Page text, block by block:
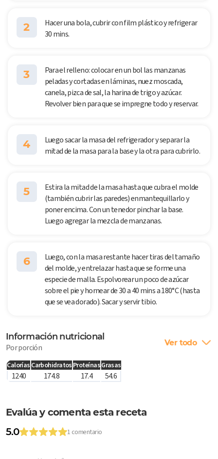
2
Hacer una bola, cubrir con film plástico y refrigerar
30 mins.
3
Para el relleno: colocar en un bol las manzanas
peladas y cortadas en láminas, nuez moscada,
canela, pizca de sal, la harina de trigo y azúcar.
Revolver bien para que se impregne todo y reservar.
4
Luego sacar la masa del refrigerador y separar la
mitad de la masa para la base y la otra para cubrirlo.
5
Estira la mitad de la masa hasta que cubra el molde
(también cubrir las paredes) enmantequillarlo y
poner encima. Con un tenedor pinchar la base.
Luego agregar la mezcla de manzanas.
6
Luego, con la masa restante hacer tiras del tamaño
del molde, y entrelazar hasta que se forme una
especie de malla. Espolvorear un poco de azúcar
sobre el pie y hornear de 30 a 40 mins a 180°C (hasta
que se vea dorado). Sacar y servir tibio.
Información nutricional
Por porción Ver todo
Calorías Carbohidratos ProteínasGrasas
1240 174.8 17.4 54.6
Evalúa y comenta esta receta
5.0
1 comentario